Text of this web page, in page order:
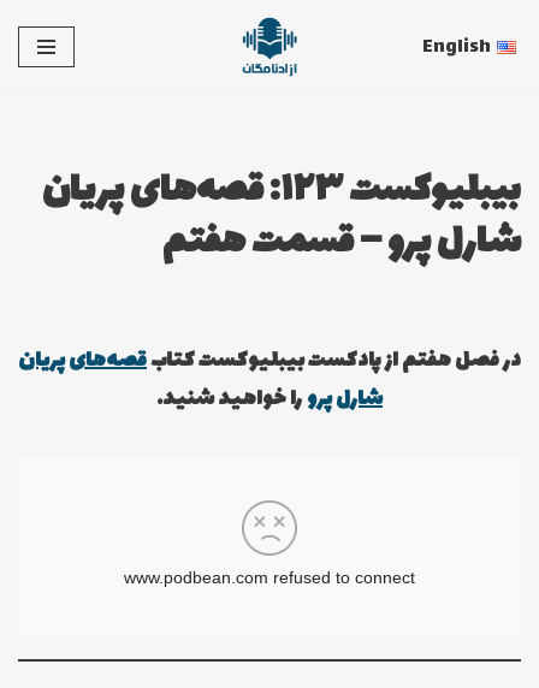
English
بیبلیوکست ۱۲۳: قصه‌های پریان
شارل پرو – قسمت هفتم
در فصل هفتم از پادکست بیبلیوکست کتابقصه‌های پریان
شارل پرورا خواهید شنید.